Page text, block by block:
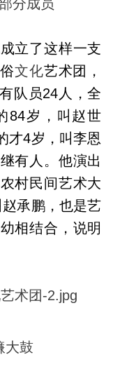
分成员
立了这样一支
文化艺术团，
队员24人，全
84岁，叫赵世
才4岁，叫李恩
有人。他演出
村民间艺术大
承鹏，也是艺
相结合，说明
大鼓